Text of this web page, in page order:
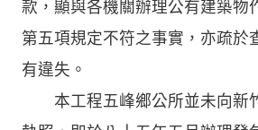
款，顯與各機關辦理公有建築物
第五項規定不符之事實，亦疏於
有違失。
本工程五峰鄉公所並未向新